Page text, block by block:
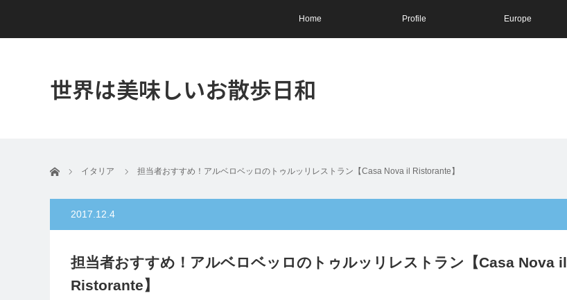
Home Profile Europe
世界は美味しいお散歩日和
ホーム イタリア 担当者おすすめ！アルベロベッロのトゥルッリレストラン【Casa Nova il Ristorante】
2017.12.4
担当者おすすめ！アルベロベッロのトゥルッリレストラン【Casa Nova il
Ristorante】